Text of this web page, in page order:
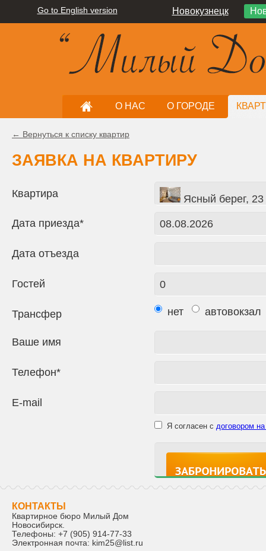
Go to English version Новокузнецк
О НАС О ГОРОДЕ
← Вернуться к списку квартир
ЗАЯВКА НА КВАРТИРУ
Квартира Ясный берег, 23
Дата приезда*
Дата отъезда
Гостей
Трансфер нет автовокзал
Ваше имя
Телефон*
E-mail
Я согласен с договором
КОНТАКТЫ
Квартирное бюро Милый Дом
Новосибирск.
Телефоны: +7 (905) 914-77-33
Электронная почта: kim25@list.ru